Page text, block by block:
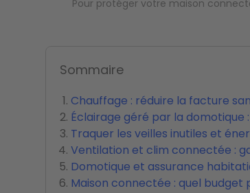
Pour protéger votre maison
Sommaire
Chauffage : réduire la facture
Éclairage géré par la domotique
Traquer les veilles inutiles et
Ventilation et clim connectée :
Domotique et assurance
Maison connectée : quel budget